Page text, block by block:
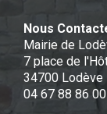
Nous
Mairie de
7 place de
34700 Lodève
04 67 88 86 00